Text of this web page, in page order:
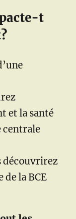
t
et la santé
centrale
découvrirez
de la BCE